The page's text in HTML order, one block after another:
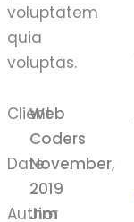
voluptatem
quia
voluptas.
Client
Web
Coders
DateNovember,
2019
Author
Jim